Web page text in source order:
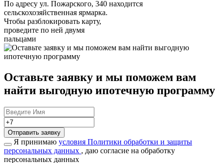
По адресу ул. Пожарского, 340 находится
сельскохозяйственная ярмарка.
Чтобы разблокировать карту,
проведите по ней двумя
пальцами
Оставьте заявку и мы поможем вам
найти выгодную ипотечную программу
Отправить заявку
Я принимаю условия Политики обработки и защиты
персональных данных , даю согласие на обработку
персональных данных